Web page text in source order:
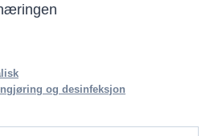
og desinfeksjon